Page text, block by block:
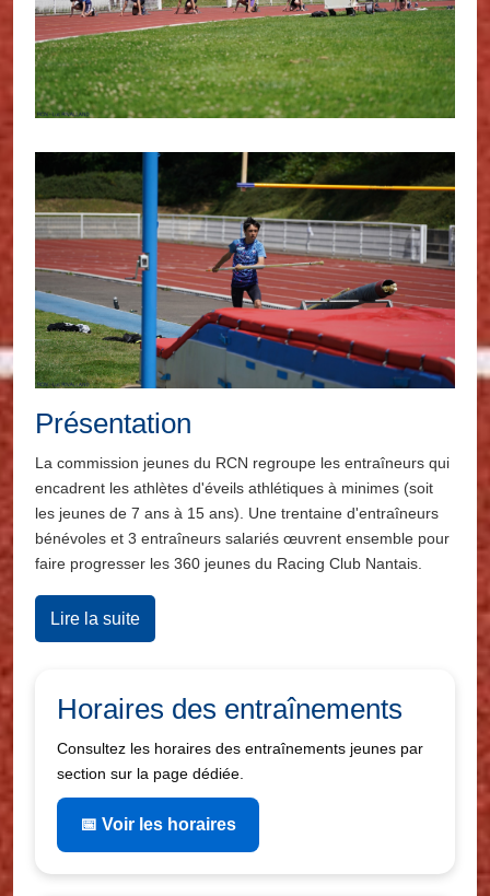
Présentation
La commission jeunes du RCN regroupe les entraîneurs qui
encadrent les athlètes d'éveils athlétiques à minimes (soit
les jeunes de 7 ans à 15 ans). Une trentaine d'entraîneurs
bénévoles et 3 entraîneurs salariés œuvrent ensemble pour
faire progresser les 360 jeunes du Racing Club Nantais.
Lire la suite
Horaires des entraînements
Consultez les horaires des entraînements jeunes par
section sur la page dédiée.
📅 Voir les horaires